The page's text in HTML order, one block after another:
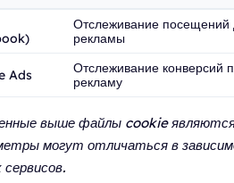
Отслеживание посещений
рекламы
Ads
Отслеживание конверсий
рекламу
выше файлы cookie
могут отличаться в